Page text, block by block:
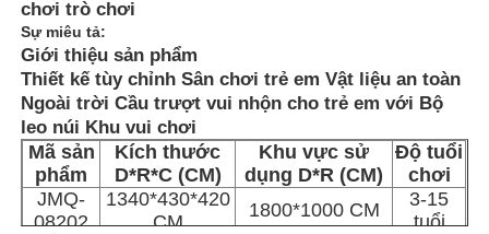
Trang chủ
Các sản phẩm
chơi trò chơi
Sự miêu tả:
Giới thiệu sản phẩm
Thiết kế tùy chỉnh Sân chơi trẻ em Vật liệu an toàn
Ngoài trời Cầu trượt vui nhộn cho trẻ em với Bộ
leo núi Khu vui chơi ​
Mã sản
phẩm
Kích thước
D*R*C (CM)
Khu vực sử
dụng D*R (CM)
Độ tuổi
chơi
JMQ-
08202
1340*430*420
CM
1800*1000 CM
3-15
tuổi